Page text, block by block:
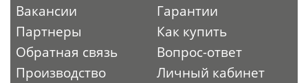
Вакансии
Партнеры
Обратная связь
Производство
Гарантии
Как купить
Вопрос-ответ
Личный кабинет